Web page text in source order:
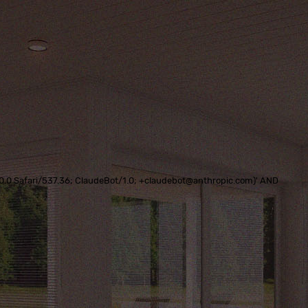
Safari/537.36; ClaudeBot/1.0; +claudebot@anthropic.com)' AND